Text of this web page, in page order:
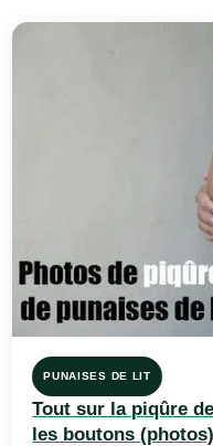
PUNAISES DE LIT
Tout sur la piqûre
les boutons